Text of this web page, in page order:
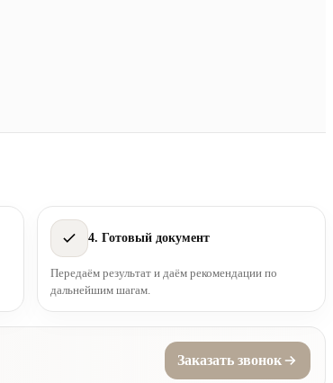
4. Готовый документ
Передаём результат и даём рекомендации по
дальнейшим шагам.
Заказать звонок